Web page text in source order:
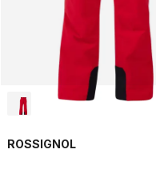
ROSSIGNOL